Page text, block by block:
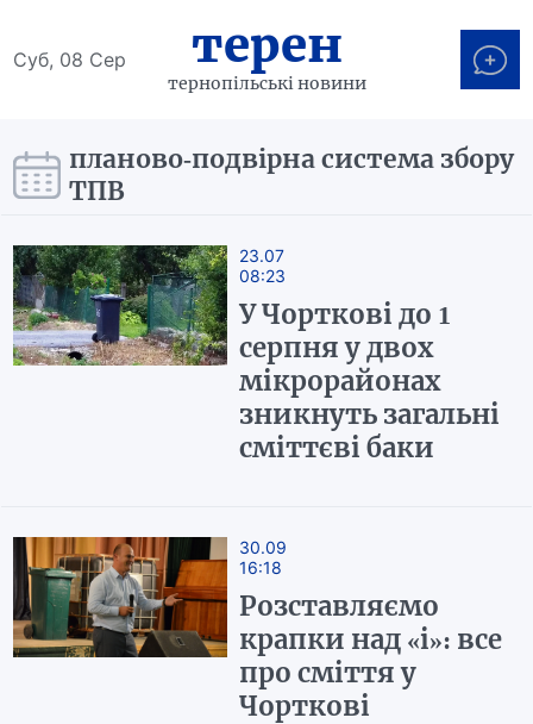
Суб, 08 Сер терен
тернопільські новини
планово-подвірна система збору
ТПВ
23.07
08:23
У Чорткові до 1
серпня у двох
мікрорайонах
зникнуть загальні
сміттєві баки
30.09
16:18
Розставляємо
крапки над «і»: все
про сміття у
Чорткові